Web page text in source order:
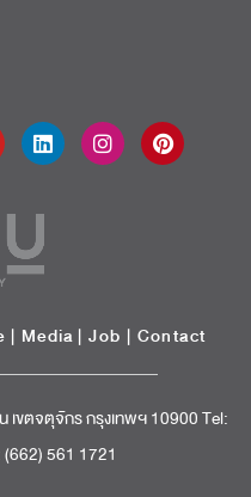
| Media |Job | Contact
ขตจตุจักร กรุงเทพฯ 10900 Tel:
561 1721